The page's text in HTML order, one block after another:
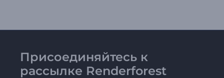
Присоединяйтесь к
рассылке Renderforest